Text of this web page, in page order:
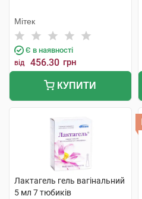
Мітек
Є в наявності
від 456.30 грн
КУПИТИ
Лактагель гель вагінальний
5 мл 7 тюбиків